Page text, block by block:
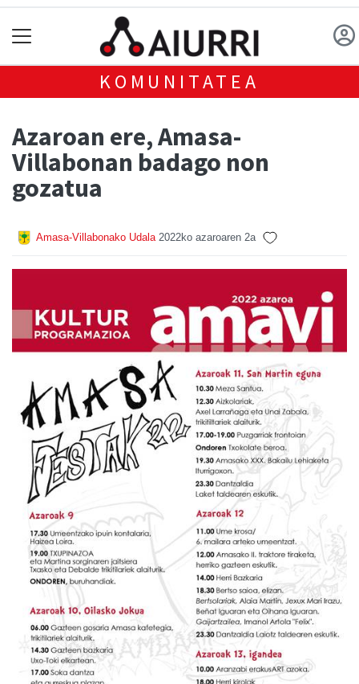
KOMUNITATEA
Azaroan ere, Amasa-
Villabonan badago non
gozatua
Amasa-Villabonako Udala 2022ko azaroaren 2a